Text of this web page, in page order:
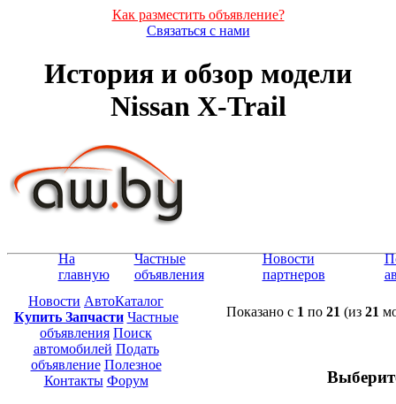
Как разместить объявление?
Связаться с нами
История и обзор модели
Nissan X-Trail
На
главную
Частные
объявления
Новости
партнеров
Новости АвтоКаталог
Купить Запчасти Частные
объявления Поиск
автомобилей Подать
объявление Полезное
Контакты Форум
Показано с 1 по 21 (из 21